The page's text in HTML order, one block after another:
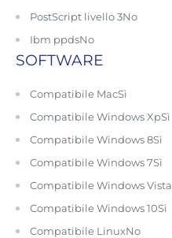
PostScript livello 3No
Ibm ppdsNo
SOFTWARE
Compatibile MacSì
Compatibile Windows XpSì
Compatibile Windows 8Sì
Compatibile Windows 7Sì
Compatibile Windows Vista
Compatibile Windows 10Sì
Compatibile LinuxNo